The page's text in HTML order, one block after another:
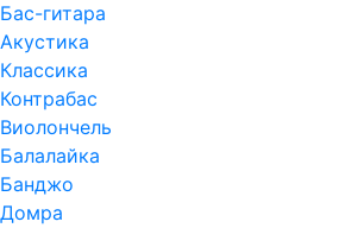
Бас-гитара
Акустика
Классика
Контрабас
Виолончель
Балалайка
Банджо
Домра